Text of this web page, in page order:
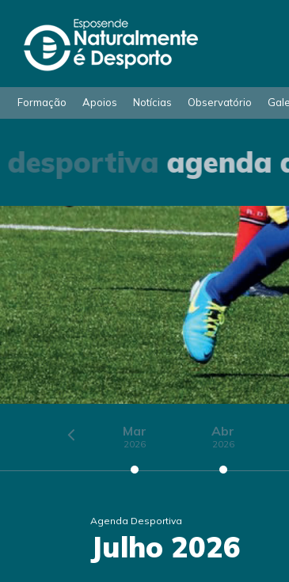
Formação Apoios Notícias Observatório
agenda
Mar
2026
Abr
2026
Agenda Desportiva
Julho 2026